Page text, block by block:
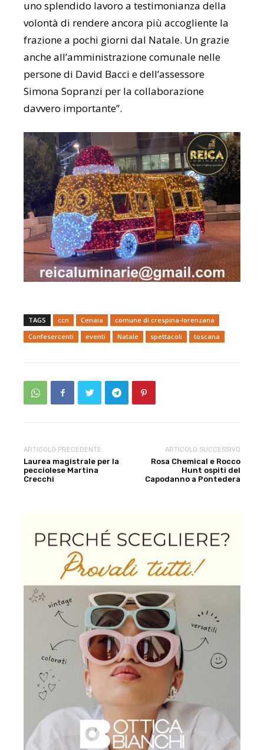
uno splendido lavoro a testimonianza della
volontà di rendere ancora più accogliente la
frazione a pochi giorni dal Natale. Un grazie
anche all’amministrazione comunale nelle
persone di David Bacci e dell’assessore
Simona Sopranzi per la collaborazione
davvero importante”.
TAGS ccn Cenaia
comune di crespina-lorenzana
Confesercenti
eventi Natale spettacoli toscana
ARTICOLO PRECEDENTE
Laurea magistrale per la
pecciolese Martina
Crecchi
ARTICOLO SUCCESSIVO
Rosa Chemical e Rocco
Hunt ospiti del
Capodanno a Pontedera